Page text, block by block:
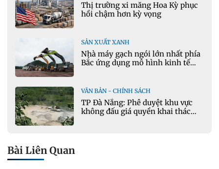
Thị trường xi măng Hoa Kỳ phục
hồi chậm hơn kỳ vọng
SẢN XUẤT XANH
Nhà máy gạch ngói lớn nhất phía
Bắc ứng dụng mô hình kinh tế
VĂN BẢN - CHÍNH SÁCH
TP Đà Nẵng: Phê duyệt khu vực
không đấu giá quyền khai thác
Bài Liên Quan